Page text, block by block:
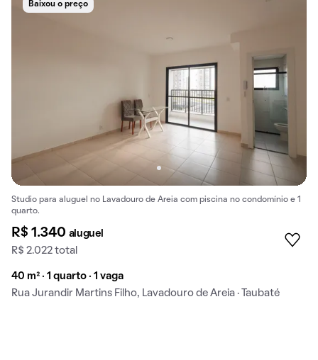
Baixou o preço
Studio para aluguel no Lavadouro de Areia com piscina no condomínio e 1
quarto.
R$ 1.340 aluguel
R$ 2.022 total
40 m² · 1 quarto · 1 vaga
Rua Jurandir Martins Filho, Lavadouro de Areia · Taubaté